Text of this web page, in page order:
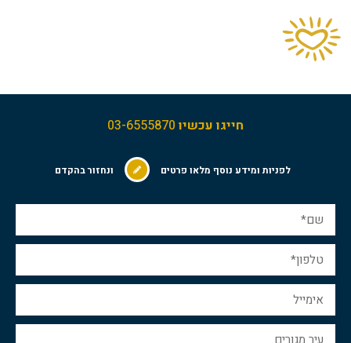
חייגו עכשיו 03-6555870
לפניות ומידע נוסף מלאו פרטים ונחזור בהקדם